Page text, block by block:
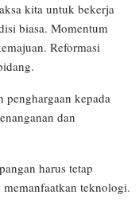
kita untuk bekerja
biasa. Momentum
Reformasi
penghargaan kepada
dan
harus tetap
teknologi.